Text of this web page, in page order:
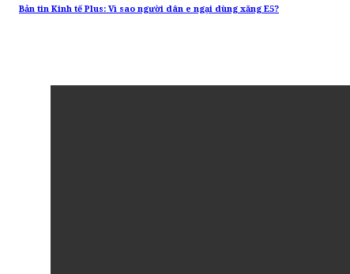
Bản tin Kinh tế Plus: Vì sao người dân e ngại dùng xăng E5?